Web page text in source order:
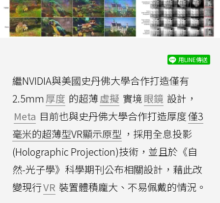
用LINE傳送
繼NVIDIA與美國史丹佛大學合作打造僅有
2.5mm 厚度 的超薄虛擬 實境眼鏡 設計，
Meta 目前也與史丹佛大學合作打造厚度僅3
毫米的超薄型VR顯示原型 ，採用全息投影
(Holographic Projection)技術，並且於《自
然-光子學》科學期刊公布相關設計，藉此改
變現行VR 裝置體積龐大、不易佩戴的情況。